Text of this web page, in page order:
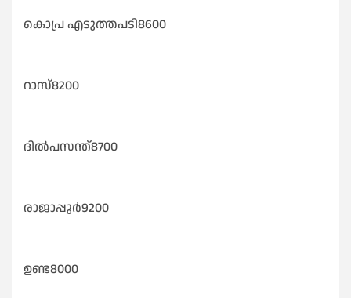
കൊപ്ര എടുത്തപടി8600
റാസ്8200
ദിൽപസന്ത്‌8700
രാജാപ്പുർ9200
ഉണ്ട8000